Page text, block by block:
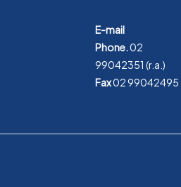
E-mail
Phone.02
99042351 (r.a.)
Fax02 99042495